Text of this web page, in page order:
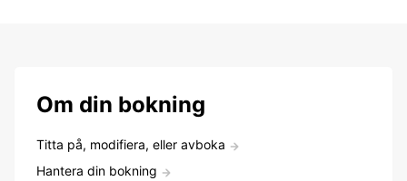
Om din bokning
Titta på, modifiera, eller avboka
Hantera din bokning